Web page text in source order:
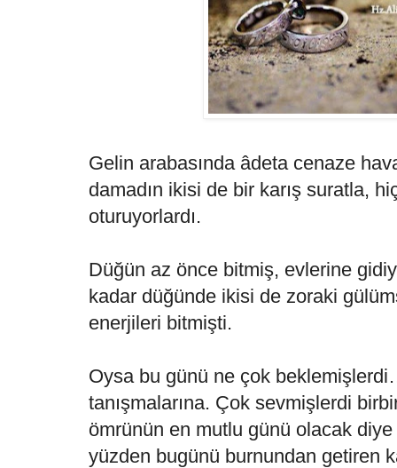
Gelin arabasında âdeta cenaze
damadın ikisi de bir karış suratla,
oturuyorlardı.
Düğün az önce bitmiş, evlerine
kadar düğünde ikisi de zoraki
enerjileri bitmişti.
Oysa bu günü ne çok
tanışmalarına. Çok sevmişlerdi
ömrünün en mutlu günü olacak
yüzden bugünü burnundan getiren